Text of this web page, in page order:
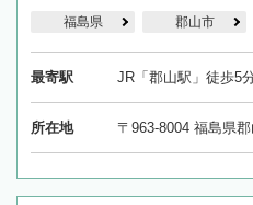
福島県 郡山市
最寄駅 JR「郡山駅」徒歩5
所在地 〒963-8004 福島県